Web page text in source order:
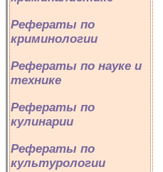
Рефераты по
криминологии
Рефераты по науке и
технике
Рефераты по
кулинарии
Рефераты по
культурологии